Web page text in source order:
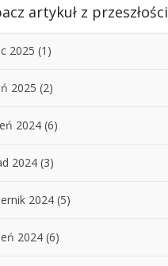
artykuł z przeszłości
2025 (1)
2025 (2)
2024 (6)
2024 (3)
2024 (5)
2024 (6)